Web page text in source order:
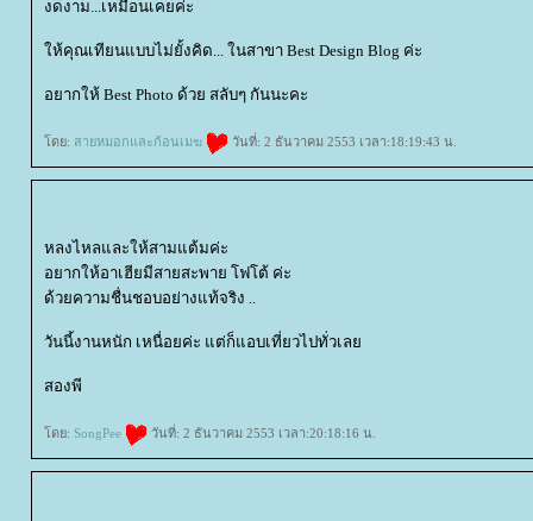
งดงาม...เหมือนเคยค่ะ
ห้คุณเทียนแบบไม่ยั้งคิด... ในสาขา Best Design Blog ค่ะ
อยากให้ Best Photo ด้วย สลับๆ กันนะคะ
ดย: สายหมอกและก้อนเมฆ วันที่: 2 ธันวาคม 2553 เวลา:18:19:43 น.
หลงไหลและให้สามแต้มค่ะ
อยากให้อาเฮียมีสายสะพาย โฟโต้ ค่ะ
ด้วยความชื่นชอบอย่างแท้จริง ..
วันนี้งานหนัก เหนื่อยค่ะ แต่ก็แอบเที่ยวไปทั่วเล
สองพี
ดย: SongPee วันที่: 2 ธันวาคม 2553 เวลา:20:18:16 น.